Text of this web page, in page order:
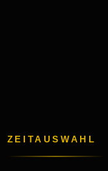
ZEITAUSWAHL